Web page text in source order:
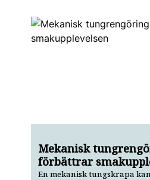
Mekanisk
förbättrar
En mekanisk tungskrapa